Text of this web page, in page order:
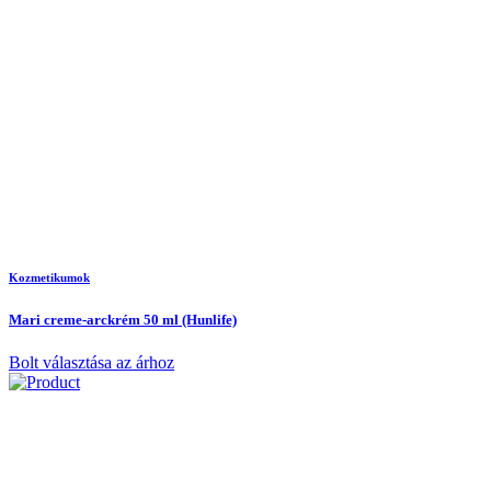
Kozmetikumok
Mari creme-arckrém 50 ml (Hunlife)
Bolt választása az árhoz